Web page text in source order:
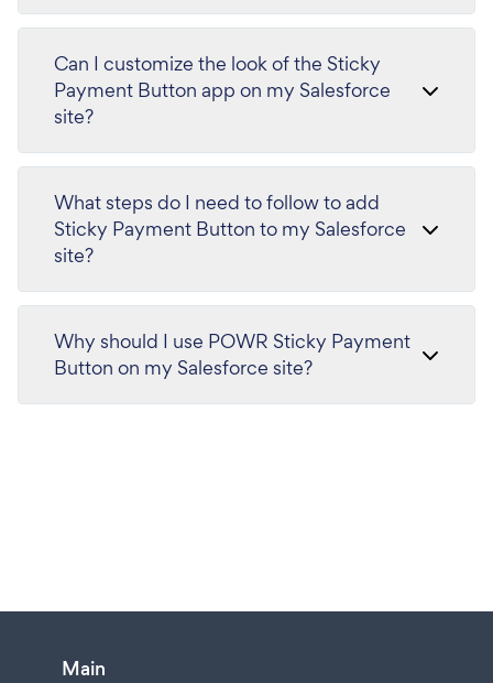
Can I customize the look of the Sticky
Payment Button app on my Salesforce
site?
What steps do I need to follow to add
Sticky Payment Button to my Salesforce
site?
Why should I use POWR Sticky Payment
Button on my Salesforce site?
Main